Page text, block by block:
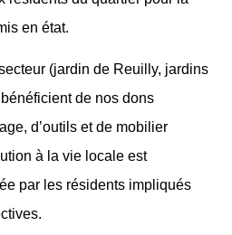
en état.
(jardin de Reuilly, jardins
de nos dons
d’outils et de mobilier
à la vie locale est
par les résidents impliqués